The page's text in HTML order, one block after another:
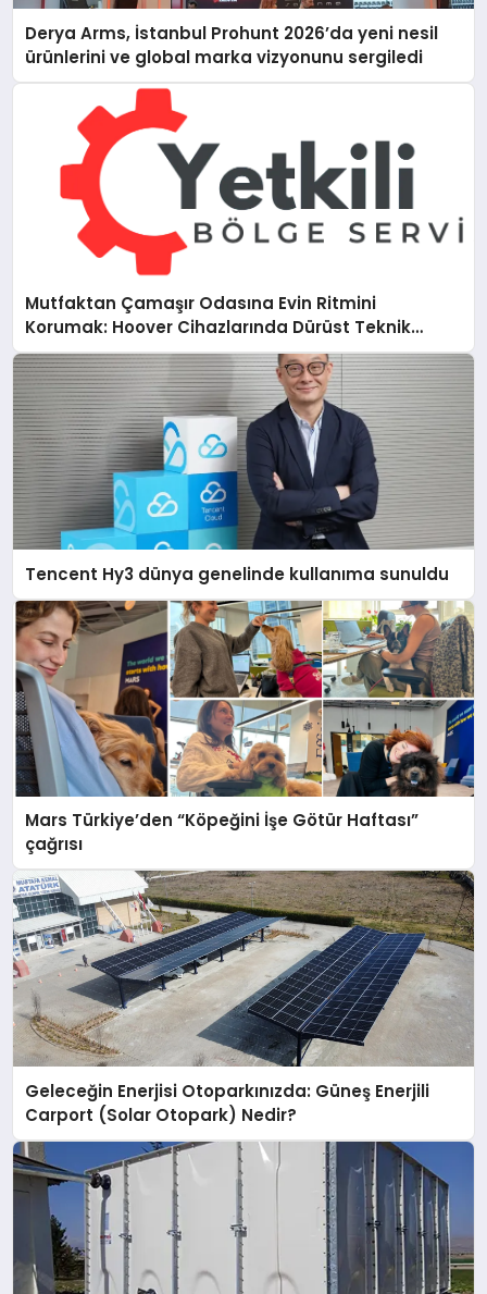
Derya Arms, İstanbul Prohunt 2026’da yeni nesil
ürünlerini ve global marka vizyonunu sergiledi
Mutfaktan Çamaşır Odasına Evin Ritmini
Korumak: Hoover Cihazlarında Dürüst Teknik
Destek Deneyimi
Tencent Hy3 dünya genelinde kullanıma sunuldu
Mars Türkiye’den “Köpeğini İşe Götür Haftası”
çağrısı
Geleceğin Enerjisi Otoparkınızda: Güneş Enerjili
Carport (Solar Otopark) Nedir?